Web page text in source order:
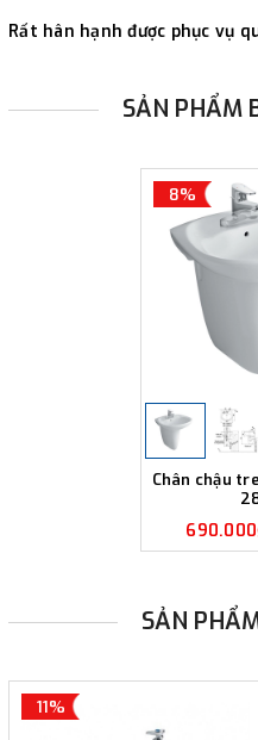
Rất hân hạnh được phục vụ
SẢN PHẨM
8%
Chân chậu
SẢN
11%